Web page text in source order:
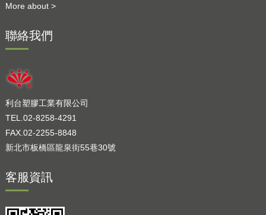
More about >
聯絡我們
利台塑膠工業有限公司
TEL.02-8258-4291
FAX.02-2255-8848
新北市板橋區龍泉街55巷30號
客服資訊